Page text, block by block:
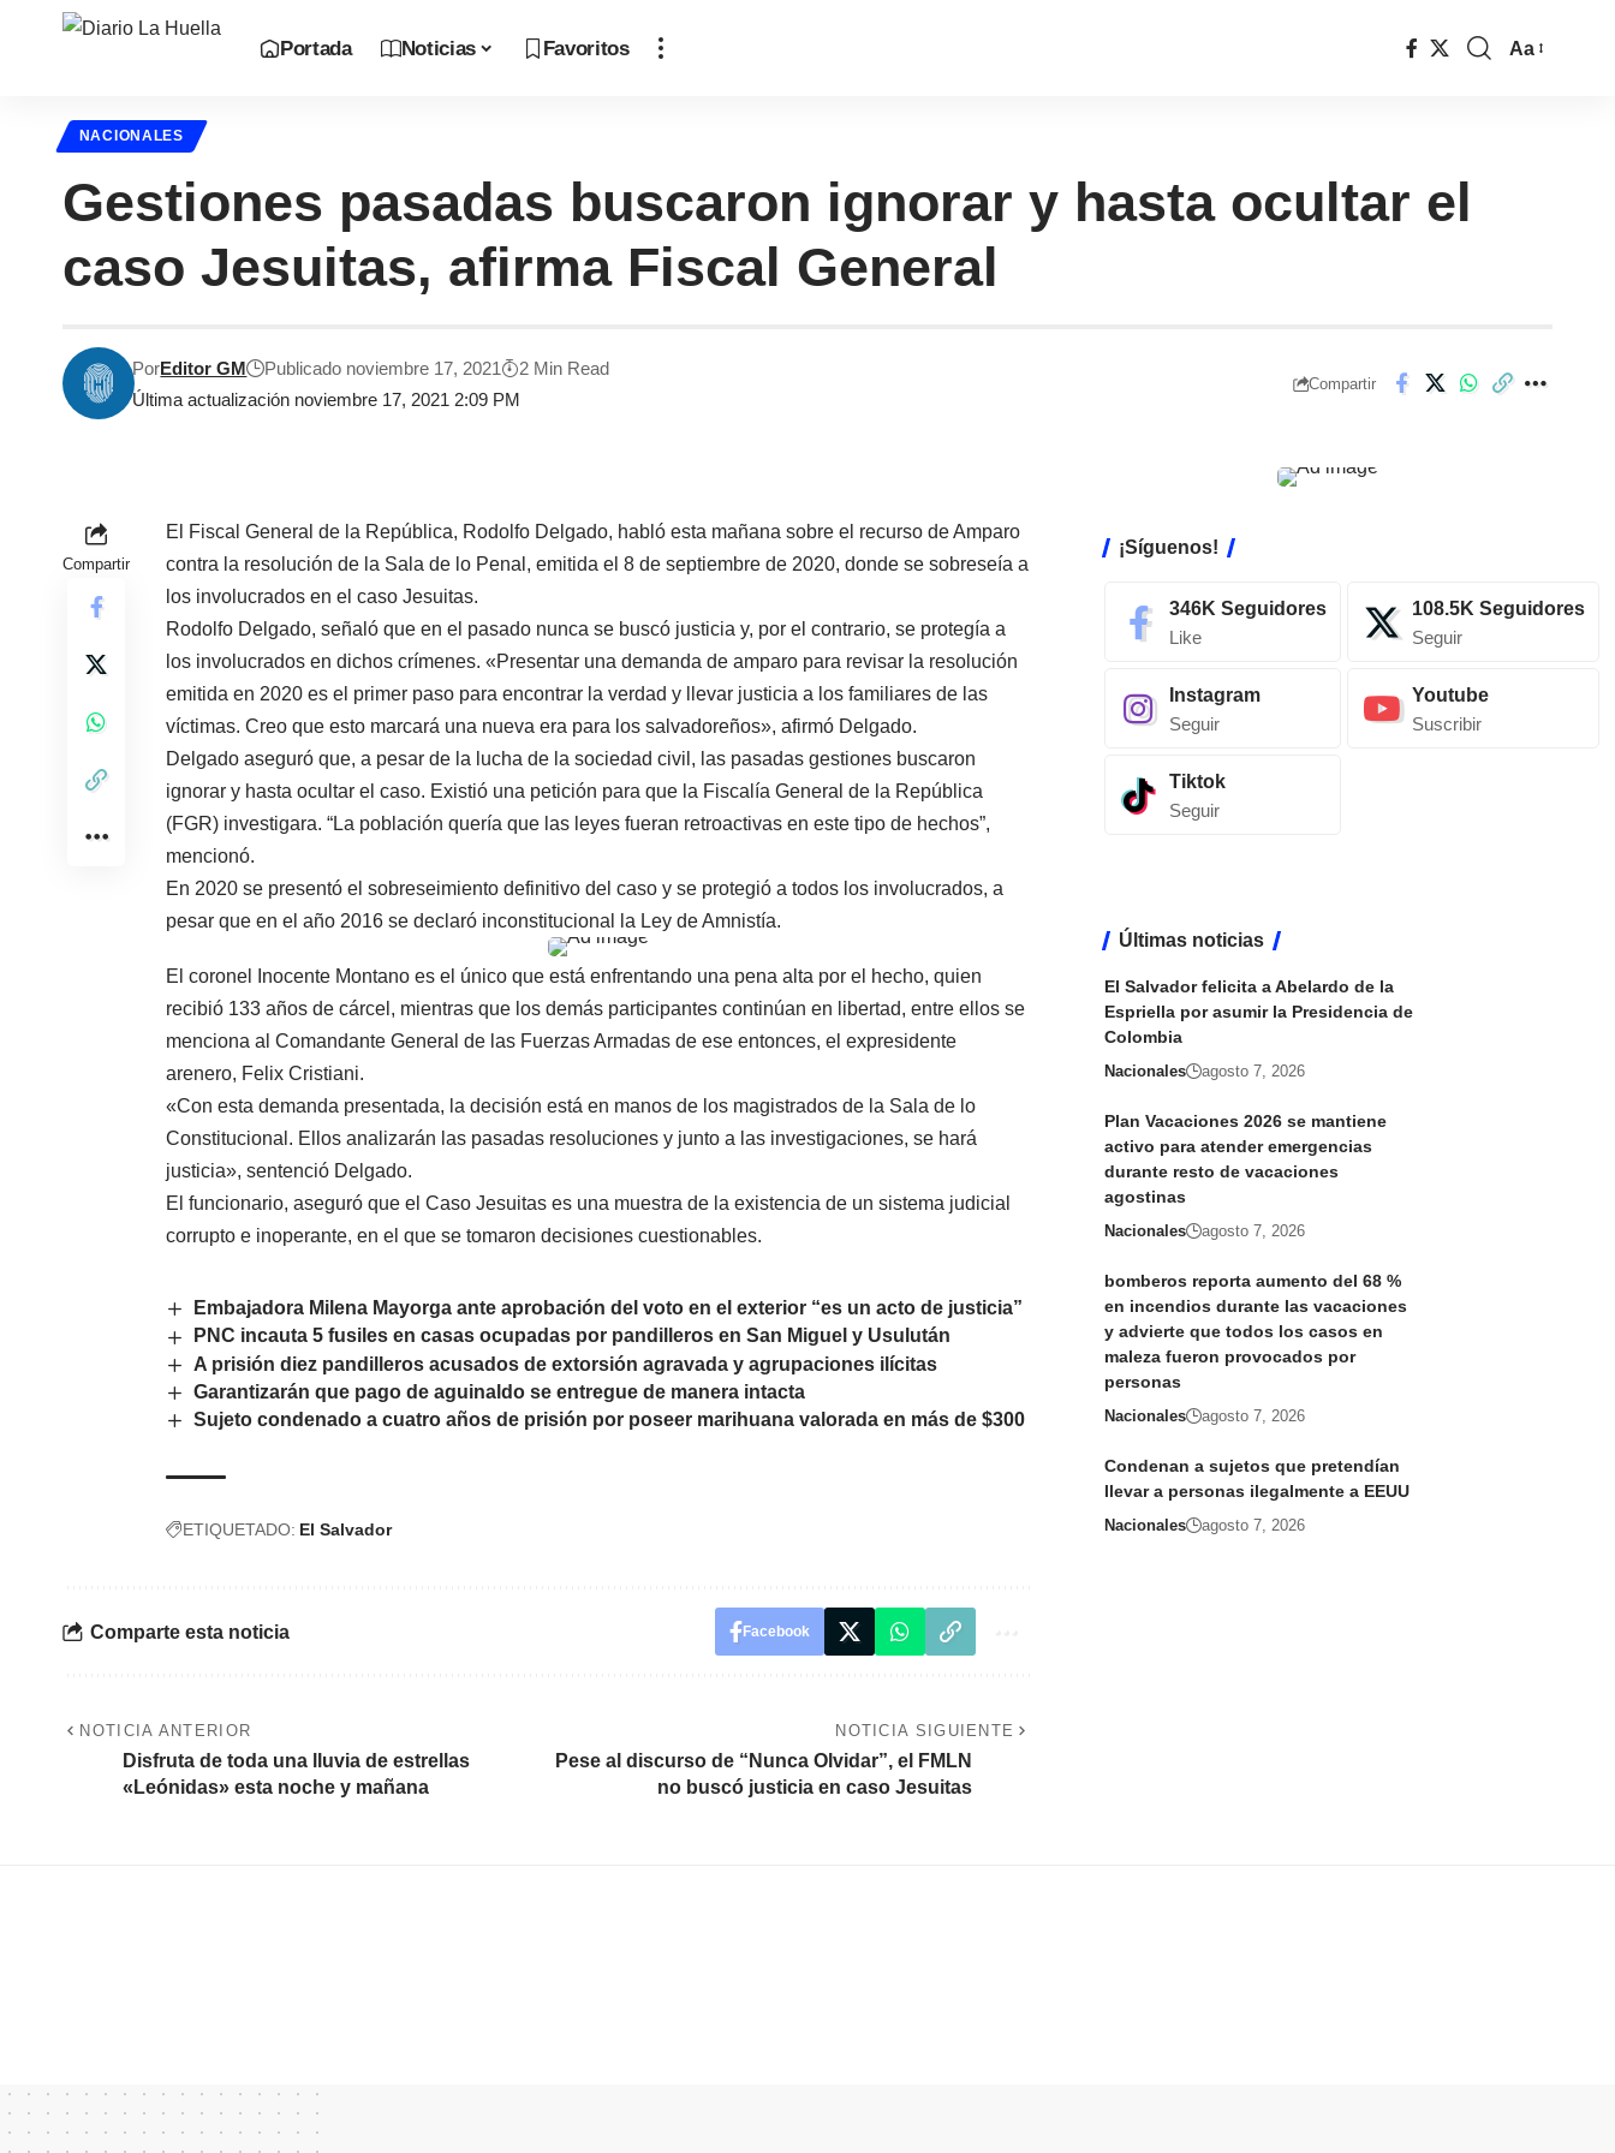
Portada Noticias Favoritos Aa
NACIONALES
Gestiones pasadas buscaron ignorar y hasta ocultar el
caso Jesuitas, afirma Fiscal General
Última actualización noviembre 17, 2021 2:09 PM
PorEditor GM Publicado noviembre 17, 2021 2 Min Read
Compartir
Compartir
El Fiscal General de la República, Rodolfo Delgado, habló esta mañana sobre el recurso de Amparo
contra la resolución de la Sala de lo Penal, emitida el 8 de septiembre de 2020, donde se sobreseía a
los involucrados en el caso Jesuitas.
Rodolfo Delgado, señaló que en el pasado nunca se buscó justicia y, por el contrario, se protegía a
los involucrados en dichos crímenes. «Presentar una demanda de amparo para revisar la resolución
emitida en 2020 es el primer paso para encontrar la verdad y llevar justicia a los familiares de las
víctimas. Creo que esto marcará una nueva era para los salvadoreños», afirmó Delgado.
Delgado aseguró que, a pesar de la lucha de la sociedad civil, las pasadas gestiones buscaron
ignorar y hasta ocultar el caso. Existió una petición para que la Fiscalía General de la República
(FGR) investigara. “La población quería que las leyes fueran retroactivas en este tipo de hechos”,
mencionó.
En 2020 se presentó el sobreseimiento definitivo del caso y se protegió a todos los involucrados, a
pesar que en el año 2016 se declaró inconstitucional la Ley de Amnistía.
El coronel Inocente Montano es el único que está enfrentando una pena alta por el hecho, quien
recibió 133 años de cárcel, mientras que los demás participantes continúan en libertad, entre ellos se
menciona al Comandante General de las Fuerzas Armadas de ese entonces, el expresidente
arenero, Felix Cristiani.
«Con esta demanda presentada, la decisión está en manos de los magistrados de la Sala de lo
Constitucional. Ellos analizarán las pasadas resoluciones y junto a las investigaciones, se hará
justicia», sentenció Delgado.
El funcionario, aseguró que el Caso Jesuitas es una muestra de la existencia de un sistema judicial
corrupto e inoperante, en el que se tomaron decisiones cuestionables.
Embajadora Milena Mayorga ante aprobación del voto en el exterior “es un acto de justicia”
PNC incauta 5 fusiles en casas ocupadas por pandilleros en San Miguel y Usulután
A prisión diez pandilleros acusados de extorsión agravada y agrupaciones ilícitas
Garantizarán que pago de aguinaldo se entregue de manera intacta
Sujeto condenado a cuatro años de prisión por poseer marihuana valorada en más de $300
ETIQUETADO: El Salvador
Comparte esta noticia Facebook
NOTICIA ANTERIOR
Disfruta de toda una lluvia de estrellas
«Leónidas» esta noche y mañana
NOTICIA SIGUIENTE
Pese al discurso de “Nunca Olvidar”, el FMLN
no buscó justicia en caso Jesuitas
¡Síguenos!
346K Seguidores
Like
108.5K Seguidores
Seguir
Instagram
Seguir
Youtube
Suscribir
Tiktok
Seguir
Últimas noticias
El Salvador felicita a Abelardo de la
Espriella por asumir la Presidencia de
Colombia
Nacionales agosto 7, 2026
Plan Vacaciones 2026 se mantiene
activo para atender emergencias
durante resto de vacaciones
agostinas
Nacionales agosto 7, 2026
bomberos reporta aumento del 68 %
en incendios durante las vacaciones
y advierte que todos los casos en
maleza fueron provocados por
personas
Nacionales agosto 7, 2026
Condenan a sujetos que pretendían
llevar a personas ilegalmente a EEUU
Nacionales agosto 7, 2026